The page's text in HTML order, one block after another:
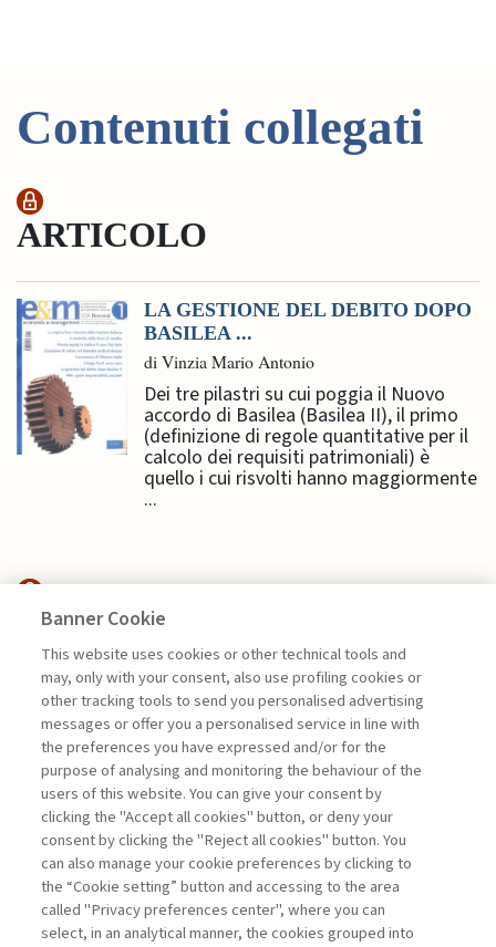
Contenuti collegati
ARTICOLO
LA GESTIONE DEL DEBITO DOPO
BASILEA ...
di Vinzia Mario Antonio
Dei tre pilastri su cui poggia il Nuovo
accordo di Basilea (Basilea II), il primo
(definizione di regole quantitative per il
calcolo dei requisiti patrimoniali) è
quello i cui risvolti hanno maggiormente
...
ECONOMIA & MERCATI
SANZIONI OCCIDENTALI E
RESILIENZA DELLA ...
di Gianmarco Ottaviano
La consultazione dei libri è riservata esclusivamente
agli abbonati Premium
Legenda: Accedi Per registrati Per abbonati
Banner Cookie
This website uses cookies or other technical tools and
may, only with your consent, also use profiling cookies or
other tracking tools to send you personalised advertising
messages or offer you a personalised service in line with
the preferences you have expressed and/or for the
purpose of analysing and monitoring the behaviour of the
users of this website. You can give your consent by
clicking the "Accept all cookies" button, or deny your
consent by clicking the "Reject all cookies" button. You
can also manage your cookie preferences by clicking to
the “Cookie setting” button and accessing to the area
called "Privacy preferences center", where you can
select, in an analytical manner, the cookies grouped into